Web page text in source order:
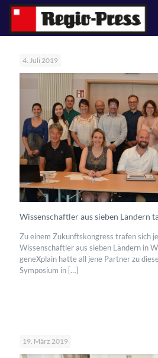
4. Juli 2019
Wissenschaftler aus sieben Ländern
Zu einem Zukunftskongress trafen sich
Wissenschaftler aus sieben Ländern in
geneXplain hatte all jene Partner zu
Symposium in […]
19. März 2019